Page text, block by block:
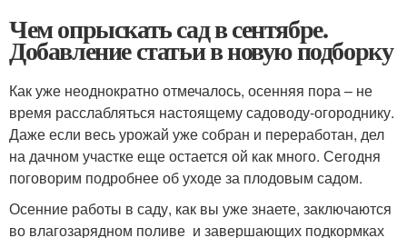
Чем опрыскать сад в сентябре.
Добавление статьи в новую подборку
Как уже неоднократно отмечалось, осенняя пора – не
время расслабляться настоящему садоводу-огороднику.
Даже если весь урожай уже собран и переработан, дел
на дачном участке еще остается ой как много. Сегодня
поговорим подробнее об уходе за плодовым садом.
Осенние работы в саду, как вы уже знаете, заключаются
во влагозарядном поливе и завершающих подкормках